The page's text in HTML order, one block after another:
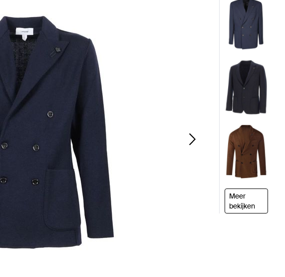
Meer
bekijken